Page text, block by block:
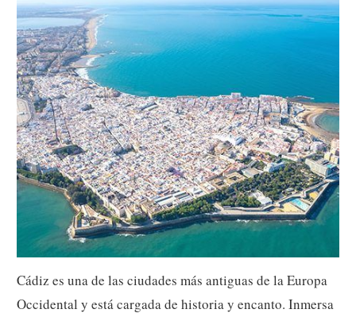
Cádiz es una de las ciudades más antiguas de la Europa
Occidental y está cargada de historia y encanto. Inmersa